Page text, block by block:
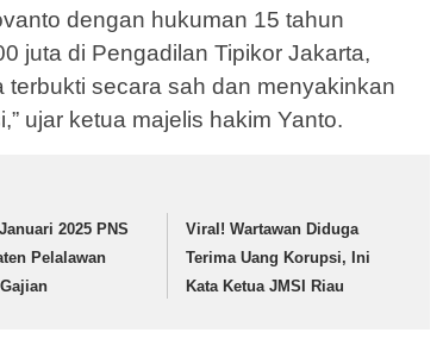
dengan hukuman 15 tahun
juta di Pengadilan Tipikor Jakarta,
terbukti secara sah dan menyakinkan
ujar ketua majelis hakim Yanto.
2025 PNS
Pelalawan
Viral! Wartawan Diduga
Terima Uang Korupsi, Ini
Kata Ketua JMSI Riau